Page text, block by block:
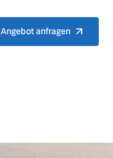
Angebot anfragen